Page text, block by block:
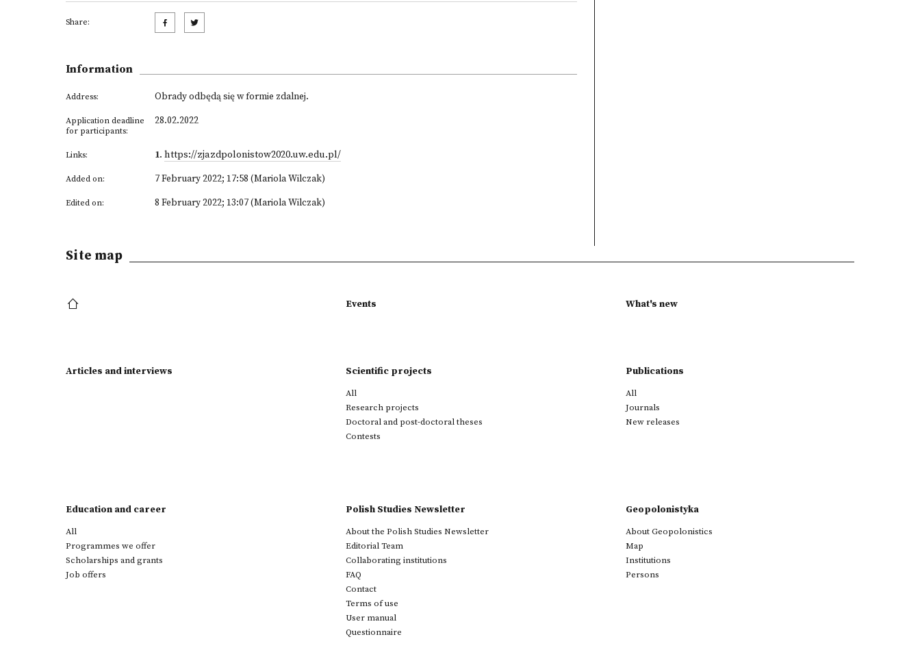
Share:
Information
Address: Obrady odbędą się w formie zdalnej.
Application deadline
for participants:
28.02.2022
Links: 1. https://zjazdpolonistow2020.uw.edu.pl/
Added on: 7 February 2022; 17:58 (Mariola Wilczak)
Edited on: 8 February 2022; 13:07 (Mariola Wilczak)
Site map
Events What's new
Articles and interviews Scientific projects
All
Research projects
Doctoral and post-doctoral theses
Contests
Publications
All
Journals
New releases
Education and career
All
Programmes we offer
Scholarships and grants
Job offers
Polish Studies Newsletter
About the Polish Studies Newsletter
Editorial Team
Collaborating institutions
FAQ
Contact
Terms of use
User manual
Questionnaire
Geopolonistyka
About Geopolonistics
Map
Institutions
Persons